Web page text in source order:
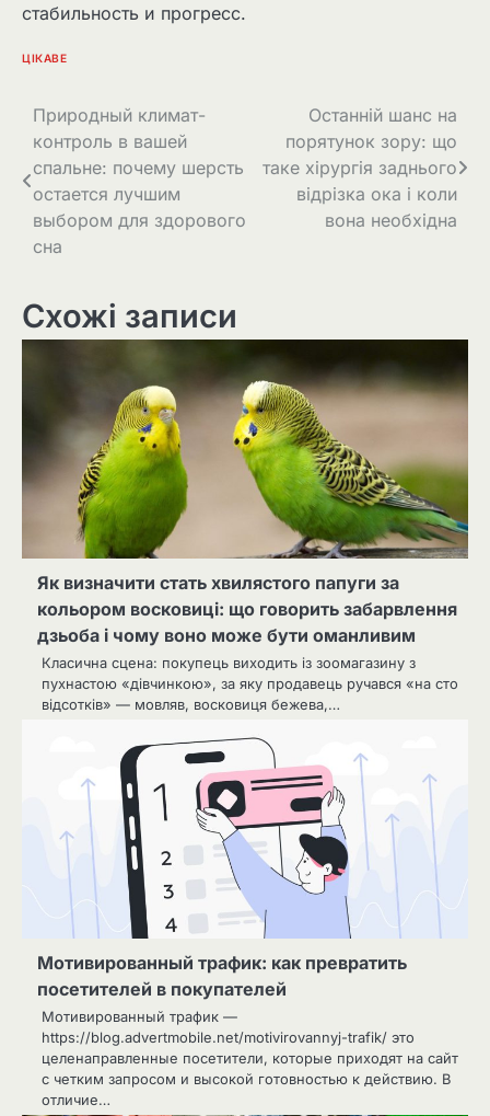
стабильность и прогресс.
ЦІКАВЕ
Навігація
записів
Природный климат-
контроль в вашей
спальне: почему шерсть
остается лучшим
выбором для здорового
сна
Останній шанс на
порятунок зору: що
таке хірургія заднього
відрізка ока і коли
вона необхідна
Схожі записи
Як визначити стать хвилястого папуги за
кольором восковиці: що говорить забарвлення
дзьоба і чому воно може бути оманливим
Класична сцена: покупець виходить із зоомагазину з
пухнастою «дівчинкою», за яку продавець ручався «на сто
відсотків» — мовляв, восковиця бежева,…
Мотивированный трафик: как превратить
посетителей в покупателей
Мотивированный трафик —
https://blog.advertmobile.net/motivirovannyj-trafik/ это
целенаправленные посетители, которые приходят на сайт
с четким запросом и высокой готовностью к действию. В
отличие…